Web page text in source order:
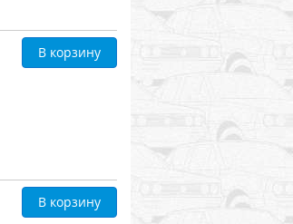
В корзину
В корзину